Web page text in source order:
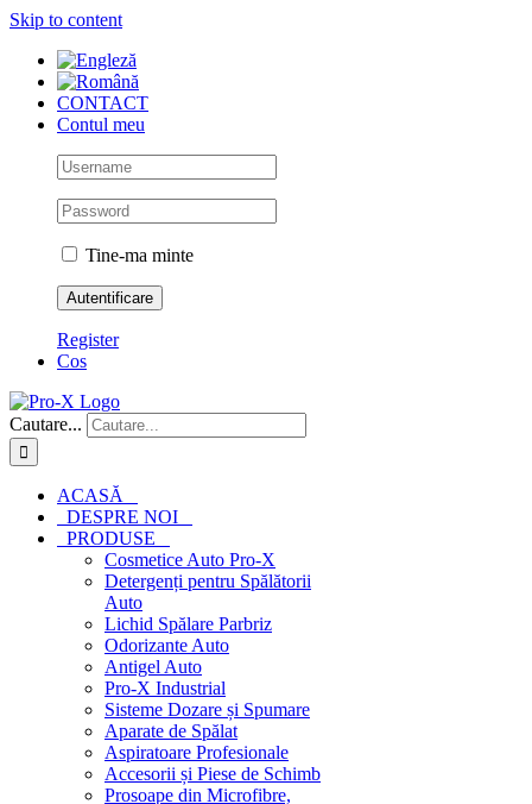
Skip to content
CONTACT
Contul meu
Tine-ma minte
Register
Cos
Cautare...
ACASĂ
DESPRE NOI
PRODUSE
Cosmetice Auto Pro-X
Detergenți pentru Spălătorii
Auto
Lichid Spălare Parbriz
Odorizante Auto
Antigel Auto
Pro-X Industrial
Sisteme Dozare și Spumare
Aparate de Spălat
Aspiratoare Profesionale
Accesorii și Piese de Schimb
Prosoape din Microfibre,